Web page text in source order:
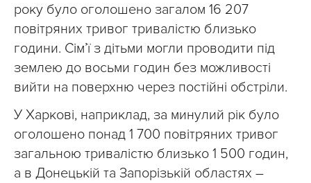
року було оголошено загалом 16 207
повітряних тривог тривалістю близько
години. Сім’ї з дітьми могли проводити під
землею до восьми годин без можливості
вийти на поверхню через постійні обстріли.
У Харкові, наприклад, за минулий рік було
оголошено понад 1 700 повітряних тривог
загальною тривалістю близько 1 500 годин,
а в Донецькій та Запорізькій областях –